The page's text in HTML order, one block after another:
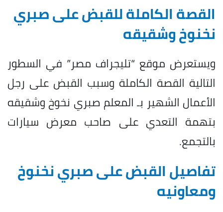
القصة الكاملة للقبض على صبري
نخنوخ وشقيقه
ويستعرض موقع “تليجراف مصر” في السطور
التالية القصة الكاملة وسبب القبض على رجل
الأعمال الشهير بـ المعلم صبري نخوخ وشقيقه
بتهمة التعدي على صاحب معرض سيارات
بالتجمع.
تفاصيل القبض على صبري نخنوخ
ومعاونيه